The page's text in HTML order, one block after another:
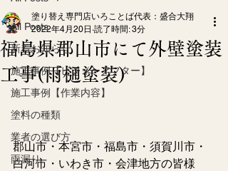
All Posts
新着お知らせ
施工事例【ビフォーアフター】
施工事例【作業内容】
塗料の種類
業者の選び方
雨漏り
福島県郡山市にて外壁塗装
工事(雨樋塗装)
塗り替え専門店いろことば代表：盛合大翔
2022年4月20日 読了時間: 3分
郡山市・本宮市・福島市・須賀川市・
白河市・いわき市・会津地方の皆様